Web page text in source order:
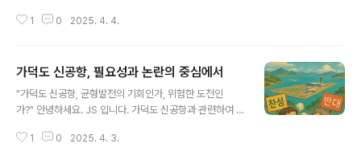
요한 역할을 담당하고 있는 대기업 중 하나입니다. 이 기업
성공적인 경영 스타일과 혁신적인 접근으로 주목받고 있습
니다. 이 글에서는 한화 세 아들이란 누구인지, 그들의 경
영 철학은 무엇인지, 그리고 이들이 한화그룹을 어떻게 변
우리는 한화 세 아들이 어떻게 한국 기업 경영의 새로운 패
1 0 2025. 4. 4.
가덕도 신공항, 필요성과 논란의 중심에서
"가덕도 신공항, 균형발전의 기회인가, 위험한 도전인
가?" 안녕하세요. JS 입니다. 가덕도 신공항과 관련하여 궁
한 기회가 될 것인가? 찾아본 자료는 아래와 같습니다. 가
1 0 2025. 4. 3.